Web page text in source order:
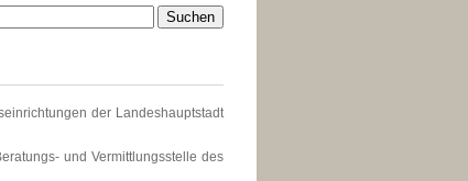
der Landeshauptstadt
und Vermittlungsstelle des